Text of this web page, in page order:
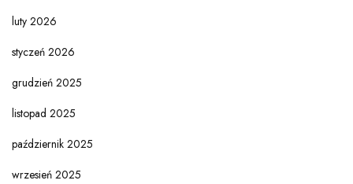
luty 2026
styczeń 2026
grudzień 2025
listopad 2025
październik 2025
wrzesień 2025